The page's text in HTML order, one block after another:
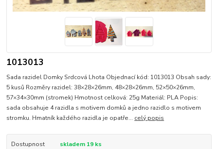
1013013
Sada razidel Domky Srdcová Lhota Objednací kód: 1013013 Obsah sady:
5 kusů Rozměry razidel: 38×28×26mm, 48×28×26mm, 52×50×26mm,
57×34×30mm (stromek) Hmotnost celková: 25g Materiál: PLA Popis:
sada obsahuje 4 razidla s motivem domků a jedno razidlo s motivem
stromku. Hmatník každého razidla je opatře... celý popis
Dostupnost skladem 19 ks